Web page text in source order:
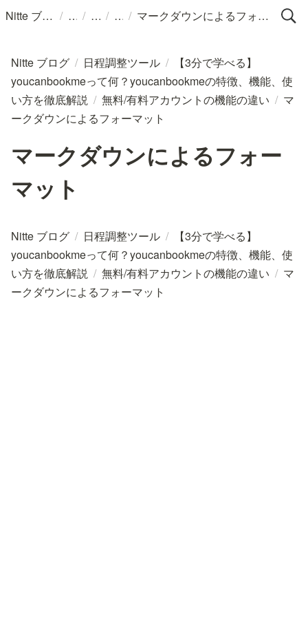
Nitte ブログ / / / / マークダウンによるフォーマット
Nitte ブログ / 日程調整ツール /
【3分で学べる】
youcanbookmeって何？youcanbookmeの特徴、機能、使
い方を徹底解説 / 無料/有料アカウントの機能の違い / マ
ークダウンによるフォーマット
マークダウンによるフォー
マット
Nitte ブログ / 日程調整ツール /
【3分で学べる】
youcanbookmeって何？youcanbookmeの特徴、機能、使
い方を徹底解説 / 無料/有料アカウントの機能の違い / マ
ークダウンによるフォーマット